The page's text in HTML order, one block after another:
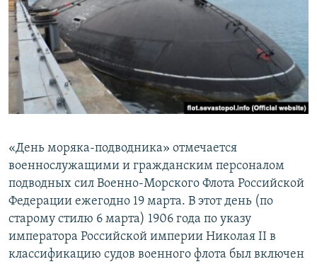
«День моряка-подводника» отмечается
военнослужащими и гражданским персоналом
подводных сил Военно-Морского Флота Российской
Федерации ежегодно 19 марта. В этот день (по
старому стилю 6 марта) 1906 года по указу
императора Российской империи Николая II в
классификацию судов военного флота был включен